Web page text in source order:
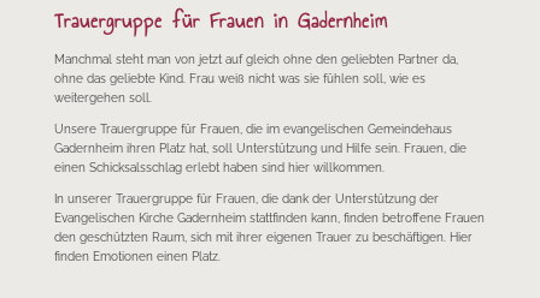
Trauergruppe für Frauen in Gadernheim
Manchmal steht man von jetzt auf gleich ohne den geliebten Partner da,
ohne das geliebte Kind. Frau weiß nicht was sie fühlen soll, wie es
weitergehen soll.
Unsere Trauergruppe für Frauen, die im evangelischen Gemeindehaus
Gadernheim ihren Platz hat, soll Unterstützung und Hilfe sein. Frauen, die
einen Schicksalsschlag erlebt haben sind hier willkommen.
In unserer Trauergruppe für Frauen, die dank der Unterstützung der
Evangelischen Kirche Gadernheim stattfinden kann, finden betroffene Frauen
den geschützten Raum, sich mit ihrer eigenen Trauer zu beschäftigen. Hier
finden Emotionen einen Platz.